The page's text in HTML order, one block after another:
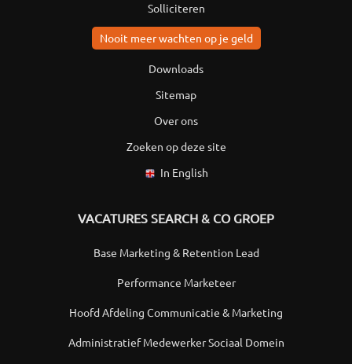
Solliciteren
Nooit meer wachten op je geld
Downloads
Sitemap
Over ons
Zoeken op deze site
In English
VACATURES SEARCH & CO GROEP
Base Marketing & Retention Lead
Performance Marketeer
Hoofd Afdeling Communicatie & Marketing
Administratief Medewerker Sociaal Domein